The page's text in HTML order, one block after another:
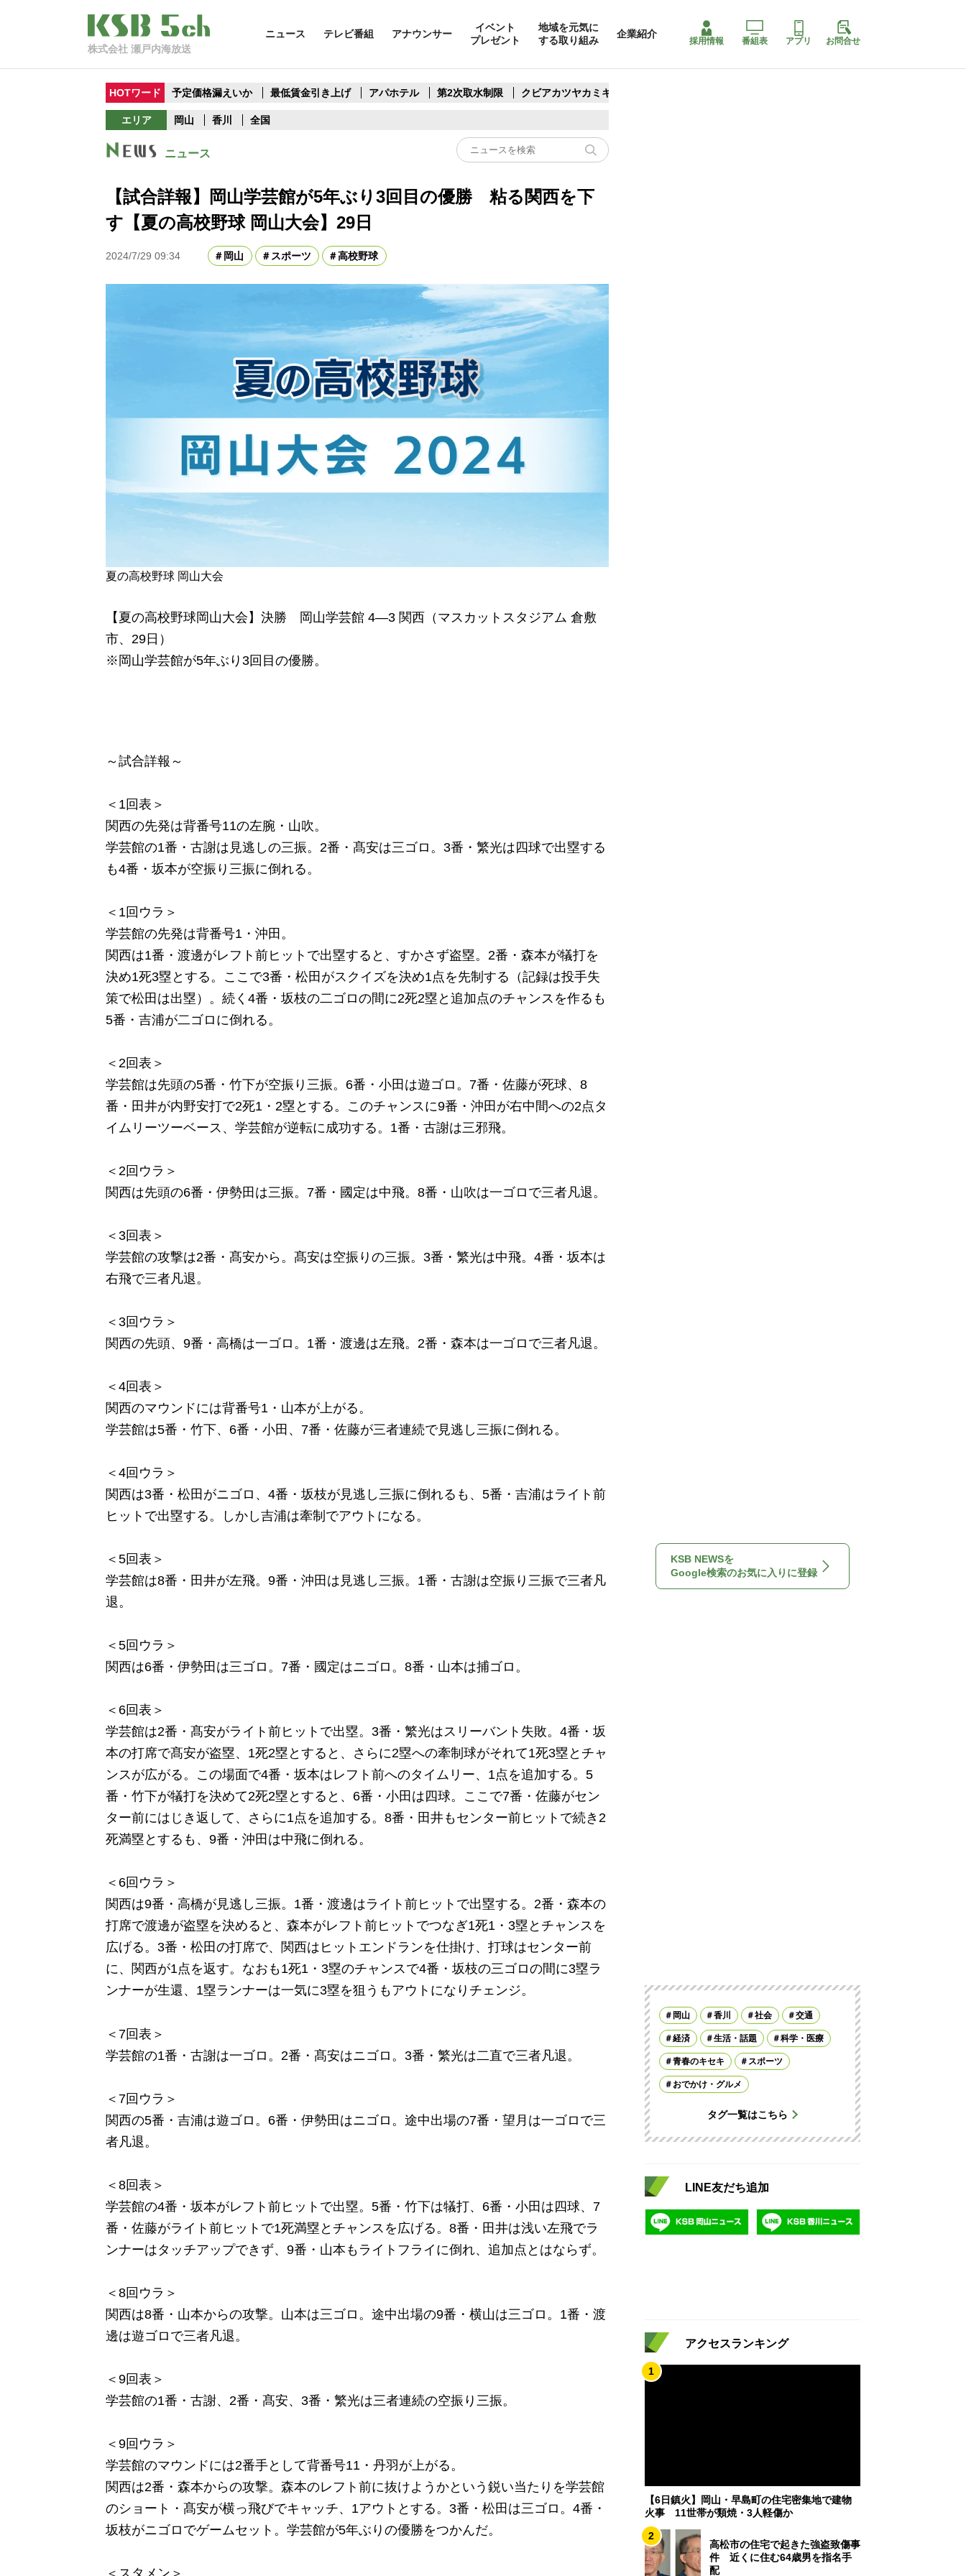
株式会社 瀬戸内海放送
ニュース テレビ番組 アナウンサー
イベント
プレゼント
地域を元気に
する取り組み
企業紹介
採用情報 番組表 アプリ お問合せ
HOTワード 予定価格漏えいか 最低賃金引き上げ アパホテル 第2次取水制限 クビアカツヤカミキリ
エリア 岡山 香川 全国
ニュース
【試合詳報】岡山学芸館が5年ぶり3回目の優勝 粘る関西を下
す【夏の高校野球 岡山大会】29日
2024/7/29 09:34 岡山 スポーツ 高校野球
夏の高校野球 岡山大会
【夏の高校野球岡山大会】決勝 岡山学芸館 4―3 関西（マスカットスタジアム 倉敷
市、29日）
※岡山学芸館が5年ぶり3回目の優勝。
～試合詳報～
＜1回表＞
関西の先発は背番号11の左腕・山吹。
学芸館の1番・古謝は見逃しの三振。2番・髙安は三ゴロ。3番・繁光は四球で出塁する
も4番・坂本が空振り三振に倒れる。
＜1回ウラ＞
学芸館の先発は背番号1・沖田。
関西は1番・渡邊がレフト前ヒットで出塁すると、すかさず盗塁。2番・森本が犠打を
決め1死3塁とする。ここで3番・松田がスクイズを決め1点を先制する（記録は投手失
策で松田は出塁）。続く4番・坂枝の二ゴロの間に2死2塁と追加点のチャンスを作るも
5番・吉浦が二ゴロに倒れる。
＜2回表＞
学芸館は先頭の5番・竹下が空振り三振。6番・小田は遊ゴロ。7番・佐藤が死球、8
番・田井が内野安打で2死1・2塁とする。このチャンスに9番・沖田が右中間への2点タ
イムリーツーベース、学芸館が逆転に成功する。1番・古謝は三邪飛。
＜2回ウラ＞
関西は先頭の6番・伊勢田は三振。7番・國定は中飛。8番・山吹は一ゴロで三者凡退。
＜3回表＞
学芸館の攻撃は2番・髙安から。髙安は空振りの三振。3番・繁光は中飛。4番・坂本は
右飛で三者凡退。
＜3回ウラ＞
関西の先頭、9番・高橋は一ゴロ。1番・渡邊は左飛。2番・森本は一ゴロで三者凡退。
＜4回表＞
関西のマウンドには背番号1・山本が上がる。
学芸館は5番・竹下、6番・小田、7番・佐藤が三者連続で見逃し三振に倒れる。
＜4回ウラ＞
関西は3番・松田がニゴロ、4番・坂枝が見逃し三振に倒れるも、5番・吉浦はライト前
ヒットで出塁する。しかし吉浦は牽制でアウトになる。
＜5回表＞
学芸館は8番・田井が左飛。9番・沖田は見逃し三振。1番・古謝は空振り三振で三者凡
退。
＜5回ウラ＞
関西は6番・伊勢田は三ゴロ。7番・國定はニゴロ。8番・山本は捕ゴロ。
＜6回表＞
学芸館は2番・髙安がライト前ヒットで出塁。3番・繁光はスリーバント失敗。4番・坂
本の打席で髙安が盗塁、1死2塁とすると、さらに2塁への牽制球がそれて1死3塁とチャ
ンスが広がる。この場面で4番・坂本はレフト前へのタイムリー、1点を追加する。5
番・竹下が犠打を決めて2死2塁とすると、6番・小田は四球。ここで7番・佐藤がセン
ター前にはじき返して、さらに1点を追加する。8番・田井もセンター前ヒットで続き2
死満塁とするも、9番・沖田は中飛に倒れる。
＜6回ウラ＞
関西は9番・高橋が見逃し三振。1番・渡邊はライト前ヒットで出塁する。2番・森本の
打席で渡邊が盗塁を決めると、森本がレフト前ヒットでつなぎ1死1・3塁とチャンスを
広げる。3番・松田の打席で、関西はヒットエンドランを仕掛け、打球はセンター前
に、関西が1点を返す。なおも1死1・3塁のチャンスで4番・坂枝の三ゴロの間に3塁ラ
ンナーが生還、1塁ランナーは一気に3塁を狙うもアウトになりチェンジ。
＜7回表＞
学芸館の1番・古謝は一ゴロ。2番・髙安はニゴロ。3番・繁光は二直で三者凡退。
＜7回ウラ＞
関西の5番・吉浦は遊ゴロ。6番・伊勢田はニゴロ。途中出場の7番・望月は一ゴロで三
者凡退。
＜8回表＞
学芸館の4番・坂本がレフト前ヒットで出塁。5番・竹下は犠打、6番・小田は四球、7
番・佐藤がライト前ヒットで1死満塁とチャンスを広げる。8番・田井は浅い左飛でラ
ンナーはタッチアップできず、9番・山本もライトフライに倒れ、追加点とはならず。
＜8回ウラ＞
関西は8番・山本からの攻撃。山本は三ゴロ。途中出場の9番・横山は三ゴロ。1番・渡
邊は遊ゴロで三者凡退。
＜9回表＞
学芸館の1番・古謝、2番・髙安、3番・繁光は三者連続の空振り三振。
＜9回ウラ＞
学芸館のマウンドには2番手として背番号11・丹羽が上がる。
関西は2番・森本からの攻撃。森本のレフト前に抜けようかという鋭い当たりを学芸館
のショート・髙安が横っ飛びでキャッチ、1アウトとする。3番・松田は三ゴロ。4番・
坂枝がニゴロでゲームセット。学芸館が5年ぶりの優勝をつかんだ。
＜スタメン＞
KSB NEWSを
Google検索のお気に入りに登録
岡山 香川 社会 交通
経済 生活・話題 科学・医療
青春のキセキ スポーツ
おでかけ・グルメ
タグ一覧はこちら
LINE友だち追加
アクセスランキング
1
【6日鎮火】岡山・早島町の住宅密集地で建物
火事 11世帯が類焼・3人軽傷か
2
高松市の住宅で起きた強盗致傷事
件 近くに住む64歳男を指名手
配